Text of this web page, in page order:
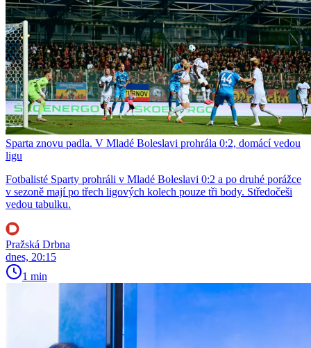
Sparta znovu padla. V Mladé Boleslavi prohrála 0:2, domácí vedou
ligu
Fotbalisté Sparty prohráli v Mladé Boleslavi 0:2 a po druhé porážce
v sezoně mají po třech ligových kolech pouze tři body. Středočeši
vedou tabulku.
Pražská Drbna
dnes, 20:15
1 min